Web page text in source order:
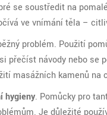
se soustředit na
ve vnímání těla –
problém. Použití
přečíst návody nebo se
masážních kamenů
hygieny. Pomůcky pro
Je důležité